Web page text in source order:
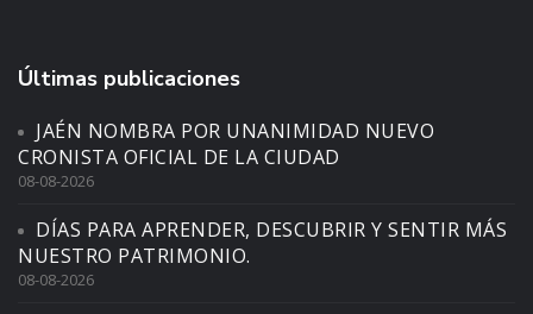
Últimas publicaciones
JAÉN NOMBRA POR UNANIMIDAD NUEVO
CRONISTA OFICIAL DE LA CIUDAD
08-08-2026
DÍAS PARA APRENDER, DESCUBRIR Y SENTIR MÁS
NUESTRO PATRIMONIO.
08-08-2026